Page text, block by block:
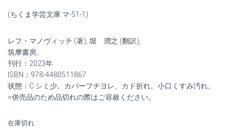
価
は
¥1,500
で
し
の
格
¥1,300
で
(ちくま学芸文庫 マ-51-1)
レフ・マノヴィッチ (著), 堀 潤之 (翻訳),
筑摩書房,
刊行：2023年
ISBN：978-4480511867
状態：C シミ少。カバーフチヨレ、カド折れ。小口くすみ汚れ。
※併売品のため品切れの際はご容赦ください。
在庫切れ